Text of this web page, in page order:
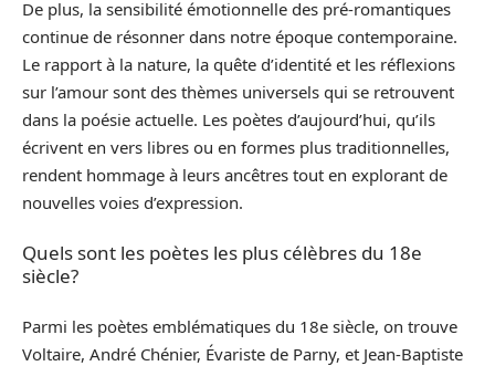
De plus, la sensibilité émotionnelle des pré-romantiques
continue de résonner dans notre époque contemporaine.
Le rapport à la nature, la quête d’identité et les réflexions
sur l’amour sont des thèmes universels qui se retrouvent
dans la poésie actuelle. Les poètes d’aujourd’hui, qu’ils
écrivent en vers libres ou en formes plus traditionnelles,
rendent hommage à leurs ancêtres tout en explorant de
nouvelles voies d’expression.
Quels sont les poètes les plus célèbres du 18e
siècle?
Parmi les poètes emblématiques du 18e siècle, on trouve
Voltaire, André Chénier, Évariste de Parny, et Jean-Baptiste